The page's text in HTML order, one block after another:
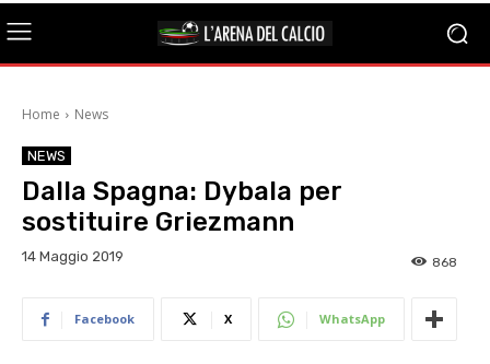
Home News
NEWS
Dalla Spagna: Dybala per
sostituire Griezmann
14 Maggio 2019 868
Facebook X WhatsApp